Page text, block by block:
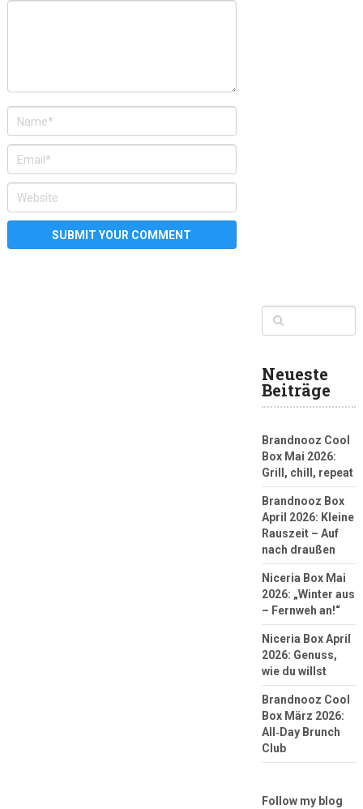
Neueste
Beiträge
Brandnooz Cool
Box Mai 2026:
Grill, chill, repeat
Brandnooz Box
April 2026: Kleine
Rauszeit – Auf
nach draußen
Niceria Box Mai
2026: „Winter aus
– Fernweh an!“
Niceria Box April
2026: Genuss,
wie du willst
Brandnooz Cool
Box März 2026:
All‑Day Brunch
Club
Follow my blog